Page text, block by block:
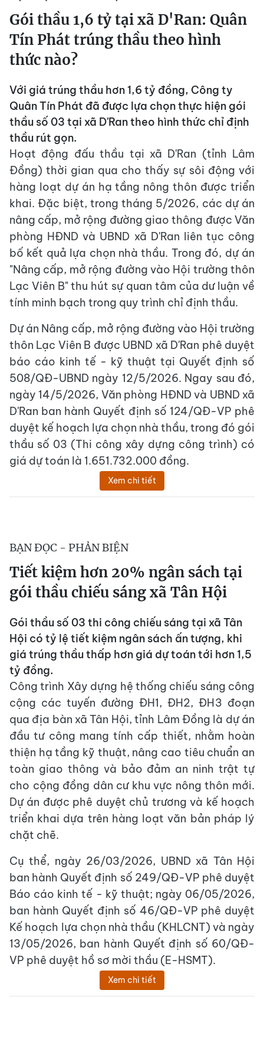
Gói thầu 1,6 tỷ tại xã D'Ran: Quân
Tín Phát trúng thầu theo hình
thức nào?
Với giá trúng thầu hơn 1,6 tỷ đồng, Công ty
Quân Tín Phát đã được lựa chọn thực hiện gói
thầu số 03 tại xã D'Ran theo hình thức chỉ định
thầu rút gọn.
Hoạt động đấu thầu tại xã D'Ran (tỉnh Lâm
Đồng) thời gian qua cho thấy sự sôi động với
hàng loạt dự án hạ tầng nông thôn được triển
khai. Đặc biệt, trong tháng 5/2026, các dự án
nâng cấp, mở rộng đường giao thông được Văn
phòng HĐND và UBND xã D'Ran liên tục công
bố kết quả lựa chọn nhà thầu. Trong đó, dự án
"Nâng cấp, mở rộng đường vào Hội trường thôn
Lạc Viên B" thu hút sự quan tâm của dư luận về
tính minh bạch trong quy trình chỉ định thầu.
Dự án Nâng cấp, mở rộng đường vào Hội trường
thôn Lạc Viên B được UBND xã D'Ran phê duyệt
báo cáo kinh tế - kỹ thuật tại Quyết định số
508/QĐ-UBND ngày 12/5/2026. Ngay sau đó,
ngày 14/5/2026, Văn phòng HĐND và UBND xã
D'Ran ban hành Quyết định số 124/QĐ-VP phê
duyệt kế hoạch lựa chọn nhà thầu, trong đó gói
thầu số 03 (Thi công xây dựng công trình) có
giá dự toán là 1.651.732.000 đồng.
Xem chi tiết
BẠN ĐỌC - PHẢN BIỆN
Tiết kiệm hơn 20% ngân sách tại
gói thầu chiếu sáng xã Tân Hội
Gói thầu số 03 thi công chiếu sáng tại xã Tân
Hội có tỷ lệ tiết kiệm ngân sách ấn tượng, khi
giá trúng thầu thấp hơn giá dự toán tới hơn 1,5
tỷ đồng.
Công trình Xây dựng hệ thống chiếu sáng công
cộng các tuyến đường ĐH1, ĐH2, ĐH3 đoạn
qua địa bàn xã Tân Hội, tỉnh Lâm Đồng là dự án
đầu tư công mang tính cấp thiết, nhằm hoàn
thiện hạ tầng kỹ thuật, nâng cao tiêu chuẩn an
toàn giao thông và bảo đảm an ninh trật tự
cho cộng đồng dân cư khu vực nông thôn mới.
Dự án được phê duyệt chủ trương và kế hoạch
triển khai dựa trên hàng loạt văn bản pháp lý
chặt chẽ.
Cụ thể, ngày 26/03/2026, UBND xã Tân Hội
ban hành Quyết định số 249/QĐ-VP phê duyệt
Báo cáo kinh tế - kỹ thuật; ngày 06/05/2026,
ban hành Quyết định số 46/QĐ-VP phê duyệt
Kế hoạch lựa chọn nhà thầu (KHLCNT) và ngày
13/05/2026, ban hành Quyết định số 60/QĐ-
VP phê duyệt hồ sơ mời thầu (E-HSMT).
Xem chi tiết